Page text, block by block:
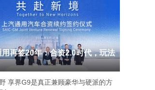
用再签20年：合资2.0时代，玩法
享界G9是真正兼顾豪华与硬派的方